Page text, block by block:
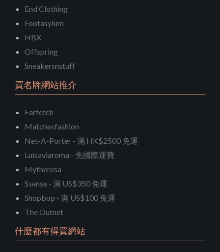
End Clothing
Footasylum
HBX
Offspring
Sneakersnstuff
買名牌網站推介
Farfetch
Matchesfashion
Net-A-Porter - 滿 HK$2500 免運
Luisaviaroma - 免國際運費
Mytheresa
Ssense - 滿 US$350 免運
Shopbop - 滿 US$100 免運
The Outnet
什麼都有得買網站